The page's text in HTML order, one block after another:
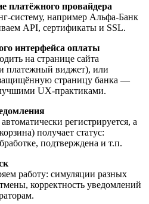
платёжного провайдера
систему, например Альфа-Банк
API, сертификаты и SSL.
интерфейса оплаты
на странице сайта
платежный виджет), или
защищённую страницу банка —
UX-практиками.
регистрируется, а
получает статус:
подтверждена и т.п.
работу: симуляции разных
корректность уведомлений